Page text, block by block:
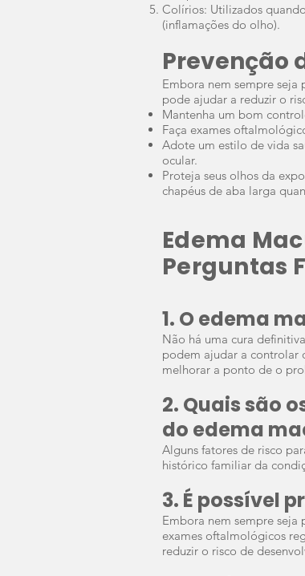
Colírios: Utilizados
(inflamações do olho).
Prevenção
Embora nem sempre seja
pode ajudar a reduzir o
Mantenha um bom
Faça exames
Adote um estilo de vida
ocular.
Proteja seus olhos da
chapéus de aba larga
Edema
Perguntas
1. O edema
Não há uma cura
podem ajudar a controlar
melhorar a ponto de o
2. Quais são
do edema
Alguns fatores de risco
histórico familiar da
3. É possível
Embora nem sempre seja
exames oftalmológicos
reduzir o risco de